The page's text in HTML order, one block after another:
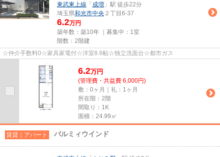
東武東上線 「 成増 」駅 徒歩22分
埼玉県和光市中央 ２丁目6-37
6.2万円
築年数：築10年 ｜募集中： 1室
階数：2階建
☆仲介手数料0☆家具家電付☆洋室8.6帖☆独立洗面台☆都市ガス
6.2万円
(管理費・共益費 6,000円)
敷：0ヶ月｜礼：1ヶ月
所在階：2階
間取り：1K
面積：24.99㎡
賃貸｜アパート バルミィウインド